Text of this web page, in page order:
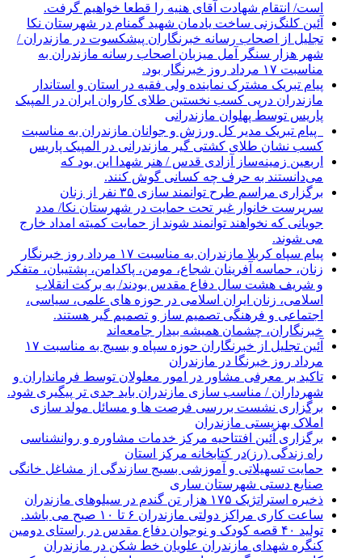
است/ انتقام شهادت آقای هنیه را قطعا خواهیم گرفت.
آئین کلنگ‌زنی ساخت یادمان شهید گمنام در شهرستان نکا
تجلیل از اصحاب رسانه خبرنگاران پیشکسوت در مازندران /
شهر هزار سنگر آمل میزبان اصحاب رسانه مازندران به
مناسبت ۱۷ مرداد روز خبرنگار بود.
پیام تبریک مشترک نماینده ولی فقیه در استان و استاندار
مازندران درپی کسب نخستین طلای کاروان ایران در المپیک
پاریس توسط پهلوان مازندرانی
‍ ‍ پیام تبریک مدیر کل ورزش و جوانان مازندران به مناسبت
کسب نشان طلای کشتی گیر مازندرانی در المپیک پاریس
اربعین زمینه‌ساز آزادی قدس / هنر شهدا این بود که
می‌دانستند به حرف چه کسانی گوش کنند.
برگزاری مراسم طرح توانمند سازی ۳۵ نفر از زنان
سرپرست خانوار غیر تحت حمایت در شهرستان نکا/ مدد
جویانی که نخواهند توانمند شوند از حمایت کمیته امداد خارج
می شوند.
پیام سپاه کربلا مازندران به مناسبت ۱۷ مرداد روز خبرنگار
زنان، حماسه آفرینان شجاع، مومن، پاکدامن، پشتیبان، متفکر
و شریف هشت سال دفاع مقدس بودند/ به برکت انقلاب
اسلامی، زنان ایران اسلامی در حوزه های علمی، سیاسی،
اجتماعی و فرهنگی تصمیم ساز و تصمیم گیر هستند.
خبرنگاران، چشمان همیشه بیدار جامعه‌اند
آئین تجلیل از خبرنگاران حوزه سپاه و بسیج به مناسبت ۱۷
مرداد روز خبرنگا در مازندران
تاکید بر معرفی مشاور در امور معلولان توسط فرمانداران و
شهرداران / مناسب سازی مازندران باید جدی تر پیگیری شود.
برگزاری نشست بررسی فرصت ها و مسائل مولد سازی
املاک بهزیستی مازندران
برگزاری آئین افتتاحیه مرکز خدمات مشاوره و روانشناسی
راه زندگی (رز)در کتابخانه مرکز استان
حمایت تسهیلاتی و آموزشی بسیج سازندگی از مشاغل خانگی
صنایع دستی شهرستان ساری
ذخیره استراتژیک ۱۷۵ هزار تن گندم در سیلوهای مازندران
ساعت کاری مراکز دولتی مازندران ۶ تا ۱۰ صبح می باشد.
تولید ۴۰ قصه کودک و نوجوان دفاع مقدس در راستای دومین
کنگره شهدای مازندران علویان خط شکن در مازندران